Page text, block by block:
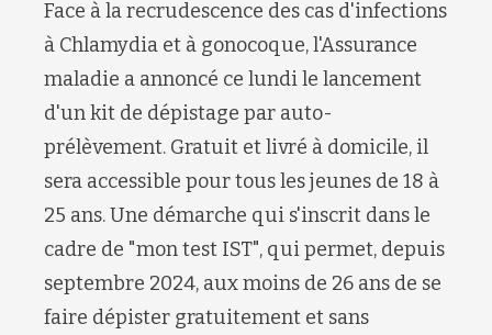
Face à la recrudescence des cas d'infections
à Chlamydia et à gonocoque, l'Assurance
maladie a annoncé ce lundi le lancement
d'un kit de dépistage par auto-
prélèvement. Gratuit et livré à domicile, il
sera accessible pour tous les jeunes de 18 à
25 ans. Une démarche qui s'inscrit dans le
cadre de "mon test IST", qui permet, depuis
septembre 2024, aux moins de 26 ans de se
faire dépister gratuitement et sans